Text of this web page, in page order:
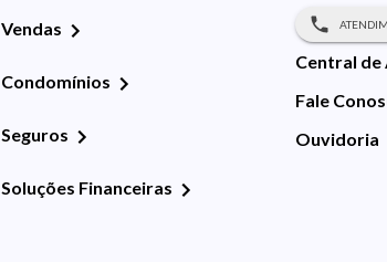
Vendas
Condomínios
Seguros
Soluções Financeiras
Central de
Fale
Ouvidoria